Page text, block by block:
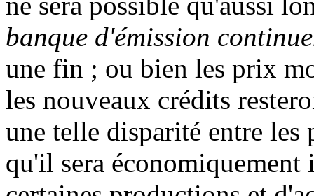
banque d'émission
une fin ; ou bien les prix
les nouveaux crédits
une telle disparité entre les
qu'il sera